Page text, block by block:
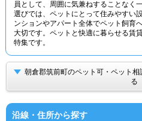
員として、周囲に気兼ねすることなく
選びでは、ペットにとって住みやすい
ンションやアパート全体でペット飼育
大切です。ペットと快適に暮らせる賃
特集です。
朝倉郡筑前町のペット可・ペット
る
沿線・住所から探す